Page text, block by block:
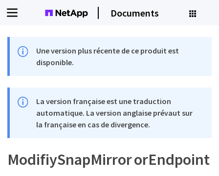
Documents
Une version plus récente de ce produit est
disponible.
La version française est une traduction
automatique. La version anglaise prévaut sur
la française en cas de divergence.
ModifiySnapMirror orEndpoint